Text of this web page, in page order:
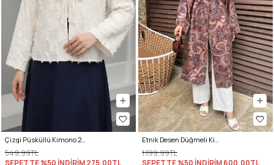
Çizgi Püsküllü Kimono 2353 - KIRIK BEYAZ
549,99TL
SEPETTE %50 İNDİRİM275,00TL
Etnik Desen Düğmeli Kimono Y0127 - BORDO
1.199,99TL
SEPETTE %50 İNDİRİM600,00TL